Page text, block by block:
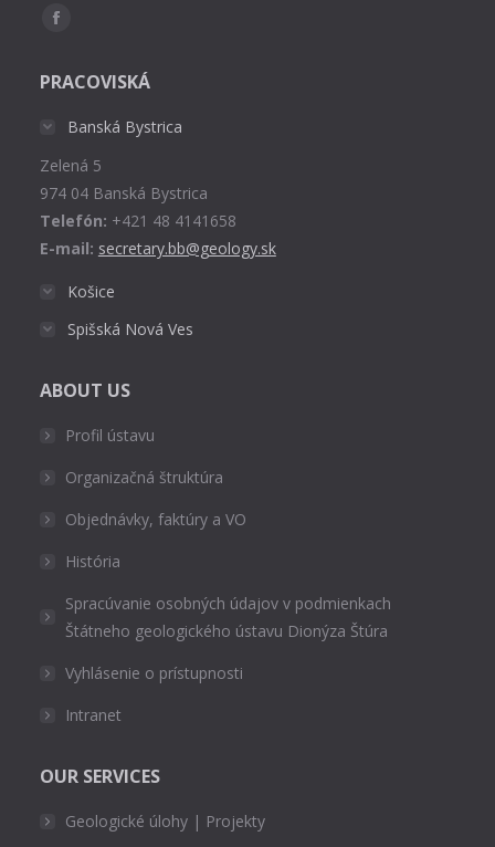
Find us on:
Facebook
opens
window
PRACOVISKÁ
Banská Bystrica
Zelená 5
974 04 Banská Bystrica
Telefón: +421 48 4141658
E-mail: secretary.bb@geology.sk
Košice
Spišská Nová Ves
ABOUT US
Profil ústavu
Organizačná štruktúra
Objednávky, faktúry a VO
História
Spracúvanie osobných údajov v podmienkach
Štátneho geologického ústavu Dionýza Štúra
Vyhlásenie o prístupnosti
Intranet
OUR SERVICES
Geologické úlohy | Projekty